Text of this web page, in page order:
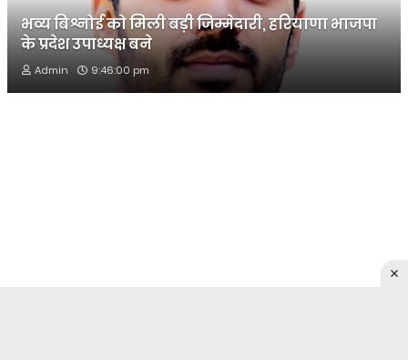
भव्य बिश्नोई को मिली बड़ी जिम्मेदारी, हरियाणा भाजपा
के प्रदेश उपाध्यक्ष बने
Admin 9:46:00 pm